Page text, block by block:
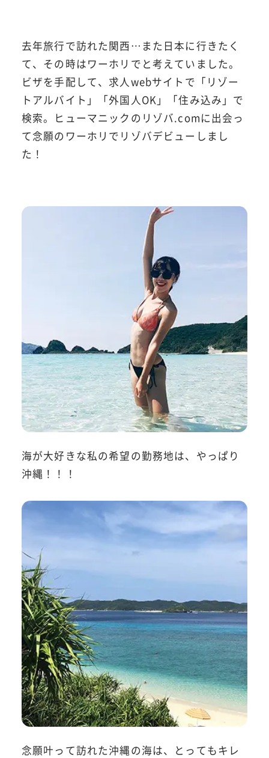
去年旅行で訪れた関西…また日本に行きたく
て、その時はワーホリでと考えていました。
ビザを手配して、求人webサイトで「リゾー
トアルバイト」「外国人OK」「住み込み」で
検索。ヒューマニックのリゾバ.comに出会っ
て念願のワーホリでリゾバデビューしまし
た！
海が大好きな私の希望の勤務地は、やっぱり
沖縄！！！
念願叶って訪れた沖縄の海は、とってもキレ